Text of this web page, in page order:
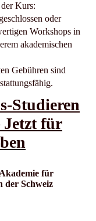
Kurs:
oder
Workshops in
akademischen
Gebühren sind
Studieren
für
für
der Schweiz